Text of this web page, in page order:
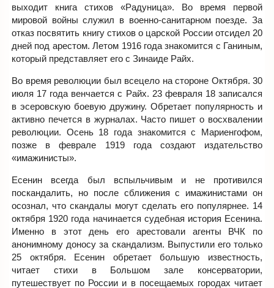
выходит книга стихов «Радуница». Во время первой
мировой войны служил в военно-санитарном поезде. За
отказ посвятить книгу стихов о царской России отсидел 20
дней под арестом. Летом 1916 года знакомится с Ганиным,
который представляет его с Зинаиде Райх.
Во время революции был всецело на стороне Октября. 30
июля 17 года венчается с Райх. 23 февраля 18 записался
в эсеровскую боевую дружину. Обретает популярность и
активно печется в журналах. Часто пишет о восхвалении
революции. Осень 18 года знакомится с Мариенгофом,
позже в феврале 1919 года создают издательство
«имажинисты».
Есенин всегда был вспыльчивым и не противился
поскандалить, но после сближения с имажинистами он
осознал, что скандалы могут сделать его популярнее. 14
октября 1920 года начинается судебная история Есенина.
Именно в этот день его арестовали агенты ВЧК по
анонимному доносу за скандализм. Выпустили его только
25 октября. Есенин обретает большую известность,
читает стихи в Большом зале консерватории,
путешествует по России и в посещаемых городах читает